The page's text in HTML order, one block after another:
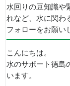
水回りの豆知識や
れなど、水に関わ
フォローをお願い
こんにちは。
水のサポート徳島
います。